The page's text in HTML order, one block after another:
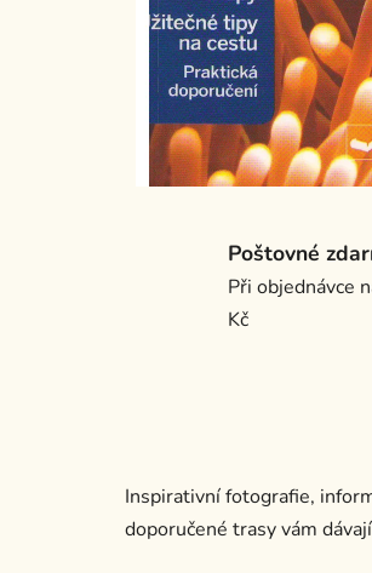
Poštovné
Při objednávce
Kč
Inspirativní fotografie,
doporučené trasy vám